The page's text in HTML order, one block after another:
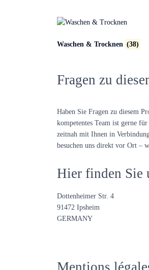
Waschen & Trocknen (38)
Fragen zu
Haben Sie Fragen zu diesem
kompetentes Team ist gerne
zeitnah mit Ihnen in
besuchen uns direkt vor Ort –
Hier finden Sie
Dottenheimer Str. 4
91472 Ipsheim
GERMANY
Mentions